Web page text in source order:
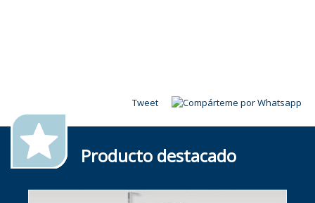
Tweet
Producto destacado